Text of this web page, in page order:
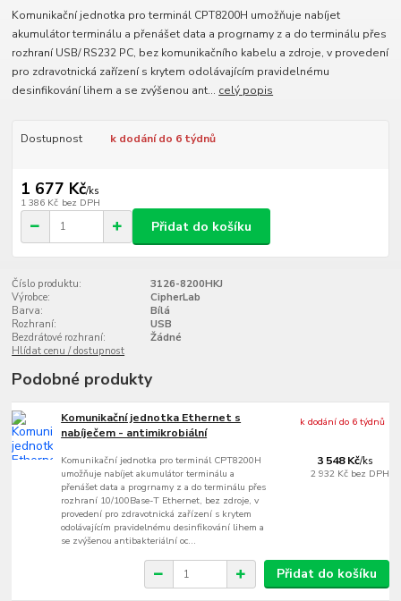
Komunikační jednotka pro terminál CPT8200H umožňuje nabíjet
akumulátor terminálu a přenášet data a progrnamy z a do terminálu přes
rozhraní USB/ RS232 PC, bez komunikačního kabelu a zdroje, v provedení
pro zdravotnická zařízení s krytem odolávajícím pravidelnému
desinfikování lihem a se zvýšenou ant... celý popis
Dostupnost k dodání do 6 týdnů
1 677 Kč/ks
1 386 Kč bez DPH
Přidat do košíku
Číslo produktu:
3126-8200HKJ
Výrobce:
CipherLab
Barva:
Bílá
Rozhraní:
USB
Bezdrátové rozhraní:
Žádné
Hlídat cenu / dostupnost
Podobné produkty
Komunikační jednotka Ethernet s
nabíječem - antimikrobiální
Komunikační jednotka pro terminál CPT8200H
umožňuje nabíjet akumulátor terminálu a
přenášet data a progrnamy z a do terminálu přes
rozhraní 10/100Base-T Ethernet, bez zdroje, v
provedení pro zdravotnická zařízení s krytem
odolávajícím pravidelnému desinfikování lihem a
se zvýšenou antibakteriální oc...
3 548 Kč/ks
2 932 Kč bez DPH
k dodání do 6 týdnů
Přidat do košíku